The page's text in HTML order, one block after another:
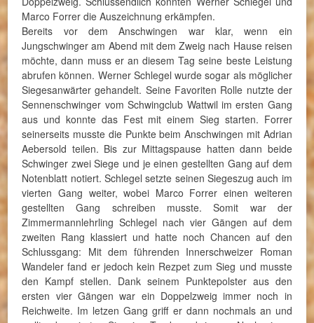
Marco Forrer die Auszeichnung erkämpfen.
Bereits vor dem Anschwingen war klar, wenn ein
Jungschwinger am Abend mit dem Zweig nach Hause reisen
möchte, dann muss er an diesem Tag seine beste Leistung
abrufen können. Werner Schlegel wurde sogar als möglicher
Siegesanwärter gehandelt. Seine Favoriten Rolle nutzte der
Sennenschwinger vom Schwingclub Wattwil im ersten Gang
aus und konnte das Fest mit einem Sieg starten. Forrer
seinerseits musste die Punkte beim Anschwingen mit Adrian
Aebersold teilen. Bis zur Mittagspause hatten dann beide
Schwinger zwei Siege und je einen gestellten Gang auf dem
Notenblatt notiert. Schlegel setzte seinen Siegeszug auch im
vierten Gang weiter, wobei Marco Forrer einen weiteren
gestellten Gang schreiben musste. Somit war der
Zimmermannlehrling Schlegel nach vier Gängen auf dem
zweiten Rang klassiert und hatte noch Chancen auf den
Schlussgang: Mit dem führenden Innerschweizer Roman
Wandeler fand er jedoch kein Rezpet zum Sieg und musste
den Kampf stellen. Dank seinem Punktepolster aus den
ersten vier Gängen war ein Doppelzweig immer noch in
Reichweite. Im letzen Gang griff er dann nochmals an und